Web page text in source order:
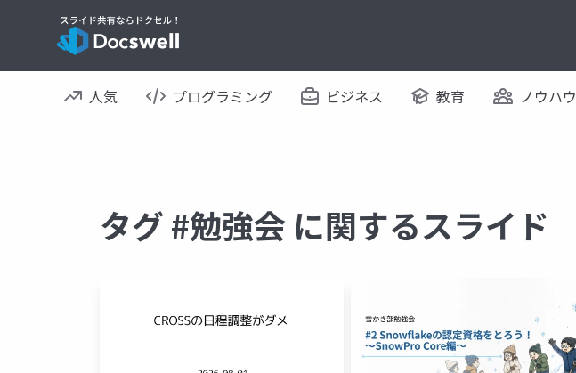
人気 プログラミング ビジネス 教育 ノウハウ
タグ #勉強会 に関するスライド